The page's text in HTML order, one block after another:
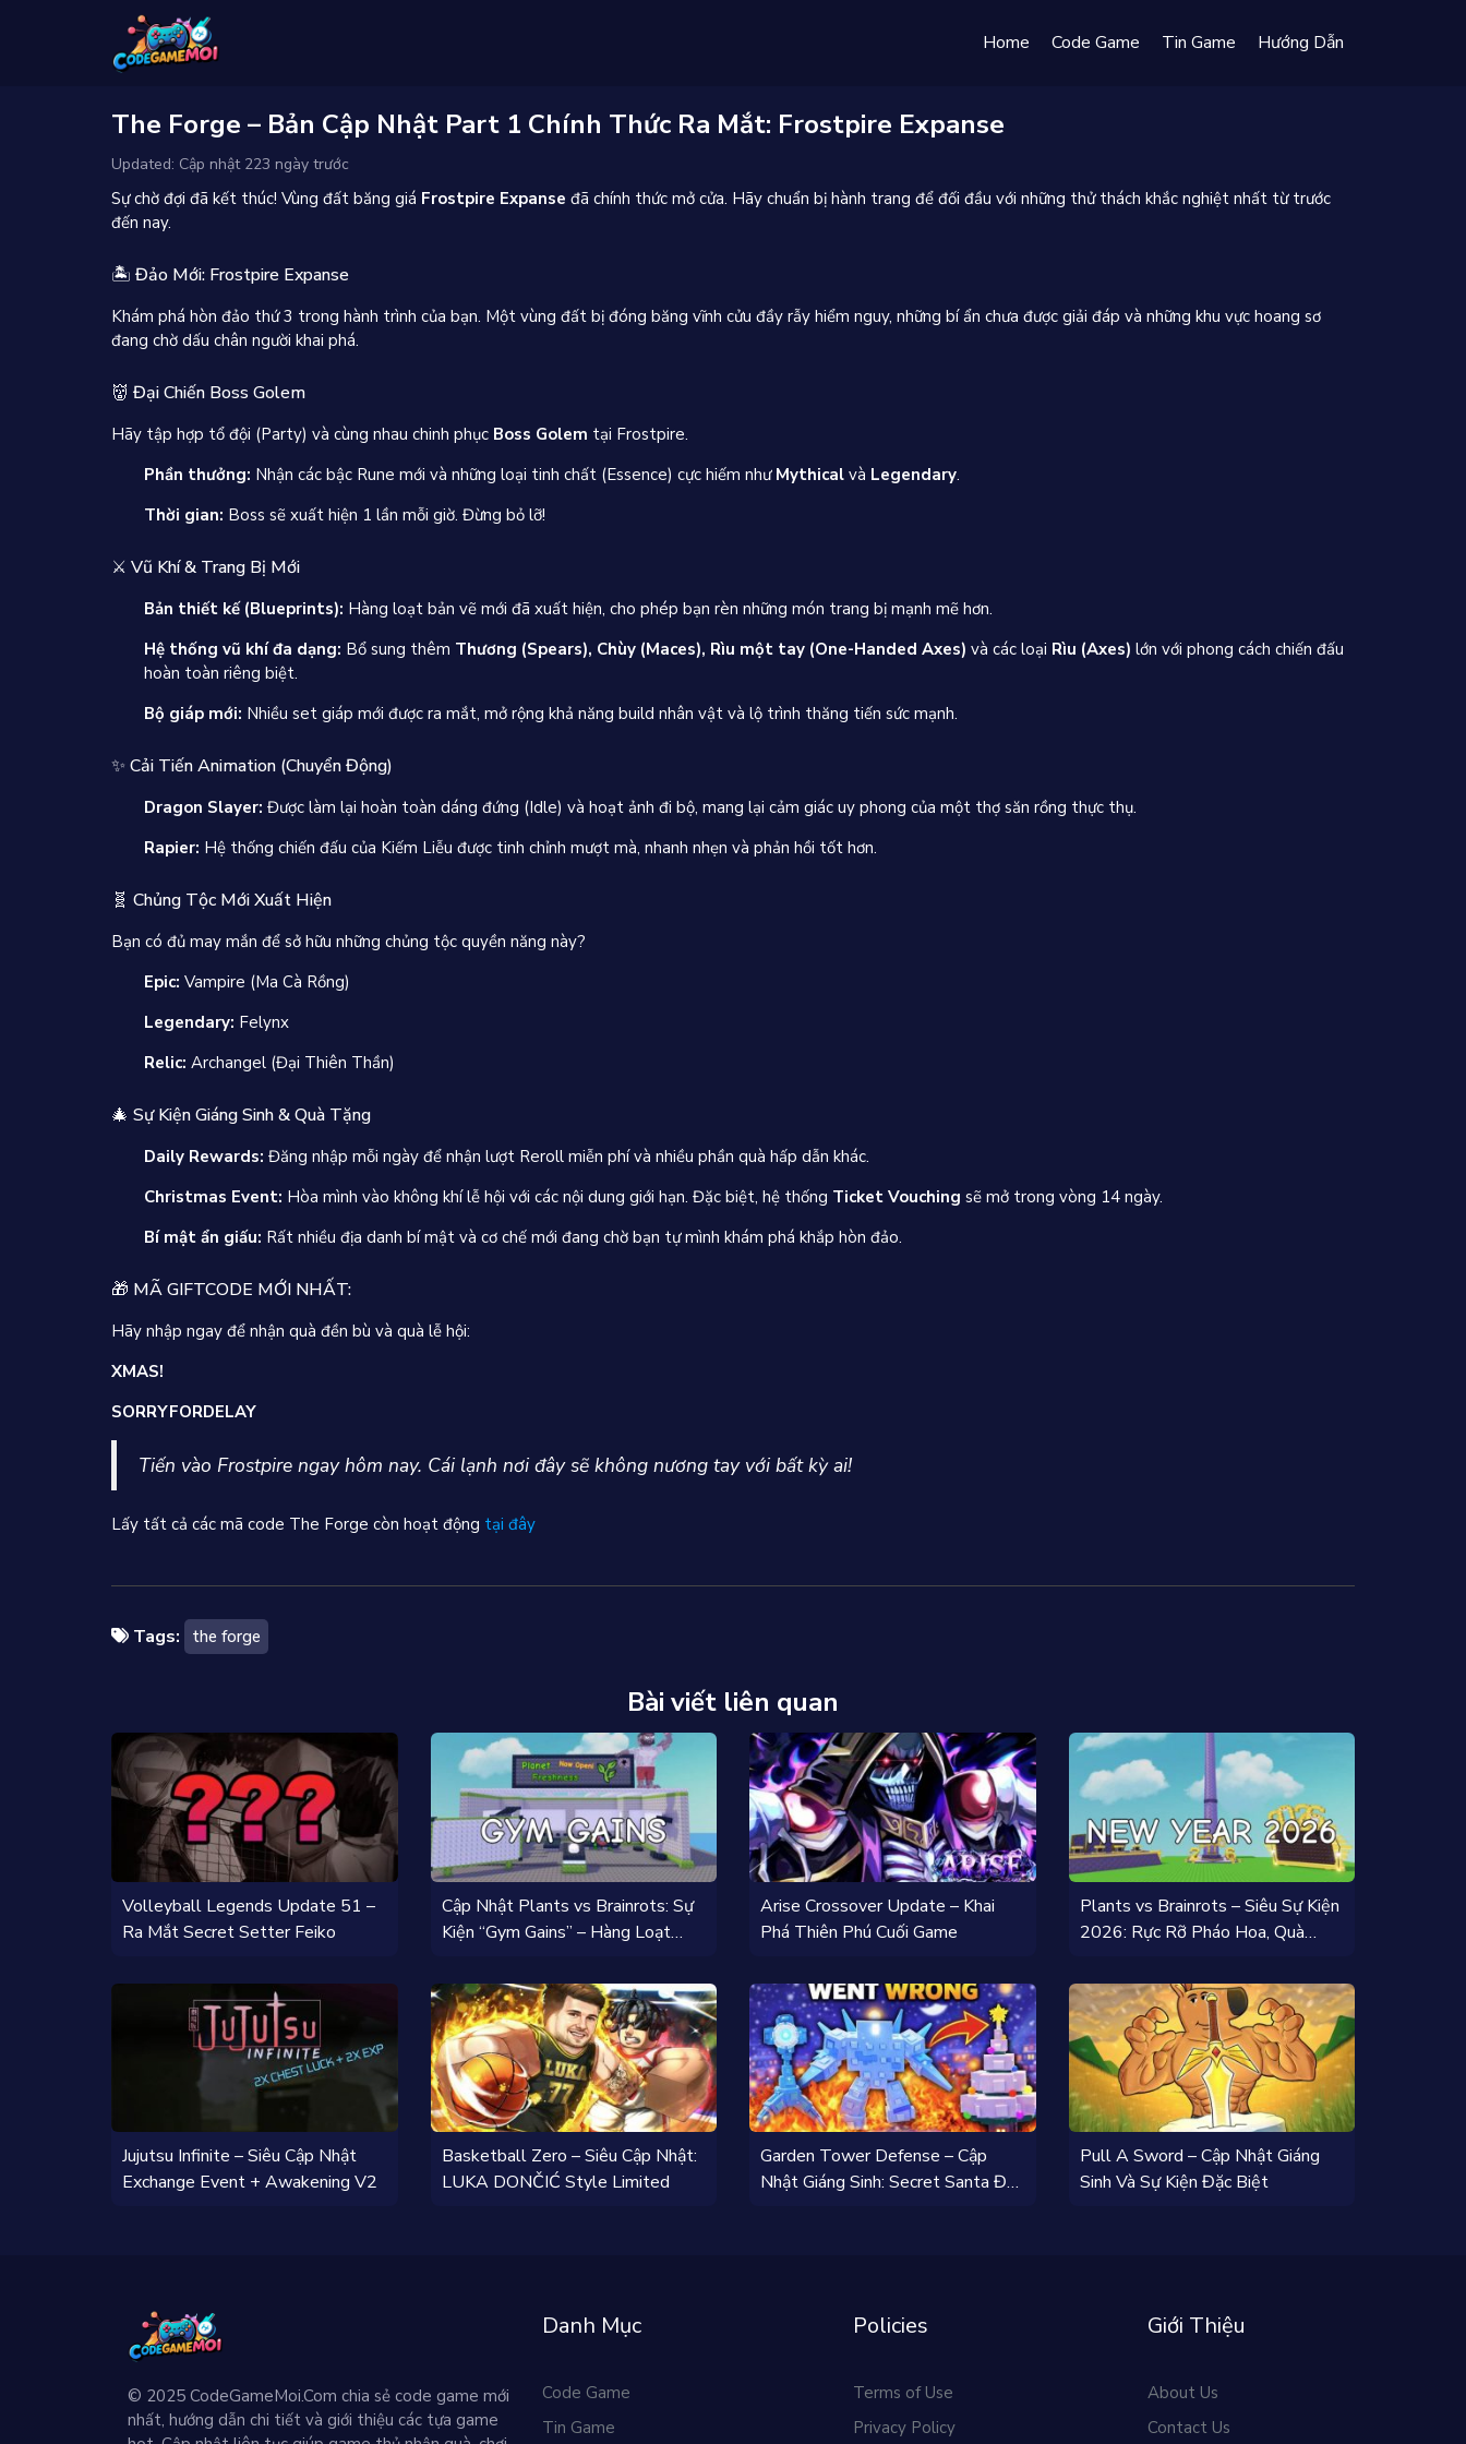
Home Code Game Tin Game Hướng Dẫn
The Forge – Bản Cập Nhật Part 1 Chính Thức Ra Mắt: Frostpire Expanse
Updated: Cập nhật 223 ngày trước
Sự chờ đợi đã kết thúc! Vùng đất băng giá Frostpire Expanse đã chính thức mở cửa. Hãy chuẩn bị hành trang để đối đầu với những thử thách khắc nghiệt nhất từ trước
đến nay.
🏝️ Đảo Mới: Frostpire Expanse
Khám phá hòn đảo thứ 3 trong hành trình của bạn. Một vùng đất bị đóng băng vĩnh cửu đầy rẫy hiểm nguy, những bí ẩn chưa được giải đáp và những khu vực hoang sơ
đang chờ dấu chân người khai phá.
👹 Đại Chiến Boss Golem
Hãy tập hợp tổ đội (Party) và cùng nhau chinh phục Boss Golem tại Frostpire.
Phần thưởng: Nhận các bậc Rune mới và những loại tinh chất (Essence) cực hiếm như Mythical và Legendary.
Thời gian: Boss sẽ xuất hiện 1 lần mỗi giờ. Đừng bỏ lỡ!
⚔️ Vũ Khí & Trang Bị Mới
Bản thiết kế (Blueprints): Hàng loạt bản vẽ mới đã xuất hiện, cho phép bạn rèn những món trang bị mạnh mẽ hơn.
Hệ thống vũ khí đa dạng: Bổ sung thêm Thương (Spears), Chùy (Maces), Rìu một tay (One-Handed Axes) và các loại Rìu (Axes) lớn với phong cách chiến đấu
hoàn toàn riêng biệt.
Bộ giáp mới: Nhiều set giáp mới được ra mắt, mở rộng khả năng build nhân vật và lộ trình thăng tiến sức mạnh.
✨ Cải Tiến Animation (Chuyển Động)
Dragon Slayer: Được làm lại hoàn toàn dáng đứng (Idle) và hoạt ảnh đi bộ, mang lại cảm giác uy phong của một thợ săn rồng thực thụ.
Rapier: Hệ thống chiến đấu của Kiếm Liễu được tinh chỉnh mượt mà, nhanh nhẹn và phản hồi tốt hơn.
🧬 Chủng Tộc Mới Xuất Hiện
Bạn có đủ may mắn để sở hữu những chủng tộc quyền năng này?
Epic: Vampire (Ma Cà Rồng)
Legendary: Felynx
Relic: Archangel (Đại Thiên Thần)
🎄 Sự Kiện Giáng Sinh & Quà Tặng
Daily Rewards: Đăng nhập mỗi ngày để nhận lượt Reroll miễn phí và nhiều phần quà hấp dẫn khác.
Christmas Event: Hòa mình vào không khí lễ hội với các nội dung giới hạn. Đặc biệt, hệ thống Ticket Vouching sẽ mở trong vòng 14 ngày.
Bí mật ẩn giấu: Rất nhiều địa danh bí mật và cơ chế mới đang chờ bạn tự mình khám phá khắp hòn đảo.
🎁 MÃ GIFTCODE MỚI NHẤT:
Hãy nhập ngay để nhận quà đền bù và quà lễ hội:
XMAS!
SORRYFORDELAY
Tiến vào Frostpire ngay hôm nay. Cái lạnh nơi đây sẽ không nương tay với bất kỳ ai!
Lấy tất cả các mã code The Forge còn hoạt động tại đây
Tags: the forge
Bài viết liên quan
Volleyball Legends Update 51 –
Ra Mắt Secret Setter Feiko
Cập Nhật Plants vs Brainrots: Sự
Kiện “Gym Gains” – Hàng Loạt
Arise Crossover Update – Khai
Phá Thiên Phú Cuối Game
Plants vs Brainrots – Siêu Sự Kiện
2026: Rực Rỡ Pháo Hoa, Quà
Jujutsu Infinite – Siêu Cập Nhật
Exchange Event + Awakening V2
Basketball Zero – Siêu Cập Nhật:
LUKA DONČIĆ Style Limited
Garden Tower Defense – Cập
Nhật Giáng Sinh: Secret Santa Đã
Pull A Sword – Cập Nhật Giáng
Sinh Và Sự Kiện Đặc Biệt
© 2025 CodeGameMoi.Com chia sẻ code game mới
nhất, hướng dẫn chi tiết và giới thiệu các tựa game
Danh Mục
Code Game
Tin Game
Policies
Terms of Use
Privacy Policy
Giới Thiệu
About Us
Contact Us